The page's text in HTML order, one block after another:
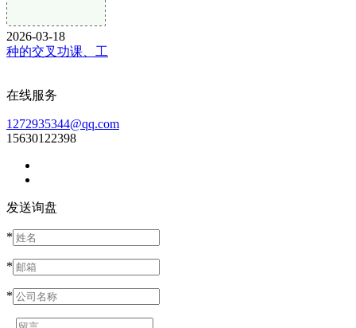
2026-03-18
种的交叉功课、工
在线服务
1272935344@qq.com
15630122398
发送询盘
*
*
*